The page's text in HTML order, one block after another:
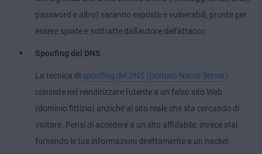
password e altro) saranno esposte e vulnerabili, pronte per
essere spiate e sottratte dall'autore dell'attacco.
Spoofing del DNS
La tecnica di spoofing del DNS (Domain Name Server)
consiste nel reindirizzare l'utente a un falso sito Web
(dominio fittizio) anziché al sito reale che sta cercando di
visitare. Pensi di accedere a un sito affidabile, invece stai
fornendo le tue informazioni direttamente a un hacker.